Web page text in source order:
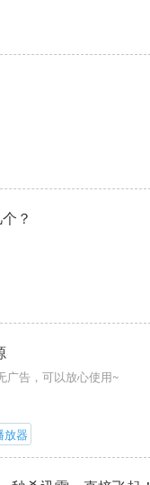
？
广告，可以放心使用~
放器